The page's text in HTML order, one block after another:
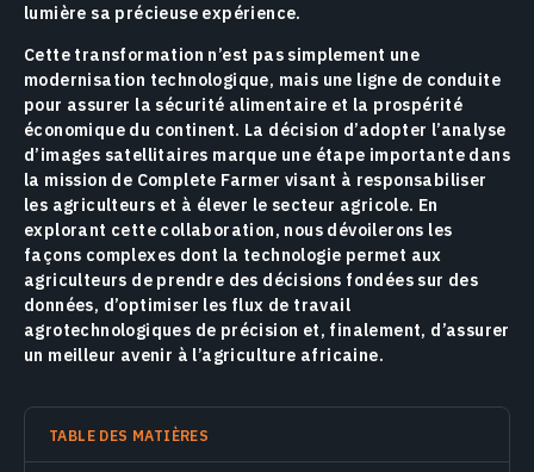
lumière sa précieuse expérience.
Cette transformation n’est pas simplement une
modernisation technologique, mais une ligne de conduite
pour assurer la sécurité alimentaire et la prospérité
économique du continent. La décision d’adopter l’analyse
d’images satellitaires marque une étape importante dans
la mission de Complete Farmer visant à responsabiliser
les agriculteurs et à élever le secteur agricole. En
explorant cette collaboration, nous dévoilerons les
façons complexes dont la technologie permet aux
agriculteurs de prendre des décisions fondées sur des
données, d’optimiser les flux de travail
agrotechnologiques de précision et, finalement, d’assurer
un meilleur avenir à l’agriculture africaine.
TABLE DES MATIÈRES